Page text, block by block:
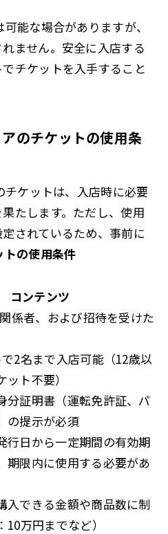
能な場合がありますが、
ません。安全に入店する
チケットを入手すること
のチケットの使用条
チケットは、入店時に必要
たします。ただし、使用
されているため、事前に
トの使用条件
コンテンツ
係者、および招待を受けた
2名まで入店可能（12歳以
ト不要）
分証明書（運転免許証、パ
の提示が必須
行日から一定期間の有効期
期限内に使用する必要があ
入できる金額や商品数に制
万円までなど）